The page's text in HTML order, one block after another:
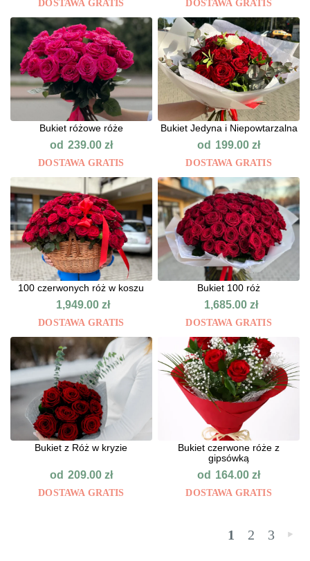
DOSTAWA GRATIS DOSTAWA GRATIS
Bukiet różowe róże
od 239.00 zł
DOSTAWA GRATIS
Bukiet Jedyna i Niepowtarzalna
od 199.00zł
DOSTAWA GRATIS
100 czerwonych róż w koszu
1,949.00zł
DOSTAWA GRATIS
Bukiet 100 róż
1,685.00 zł
DOSTAWA GRATIS
Bukiet z Róż w kryzie
od 209.00 zł
DOSTAWA GRATIS
Bukiet czerwone róże z
gipsówką
od 164.00zł
DOSTAWA GRATIS
1 2 3 »